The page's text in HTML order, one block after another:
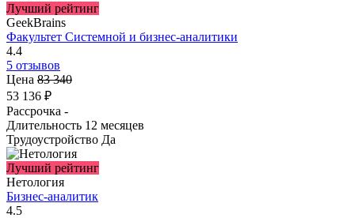
Лучший рейтинг
GeekBrains
Факультет Системной и бизнес-аналитики
4.4
5 отзывов
Цена 83 340
53 136 ₽
Рассрочка -
Длительность 12 месяцев
Трудоустройство Да
Лучший рейтинг
Нетология
Бизнес-аналитик
4.5